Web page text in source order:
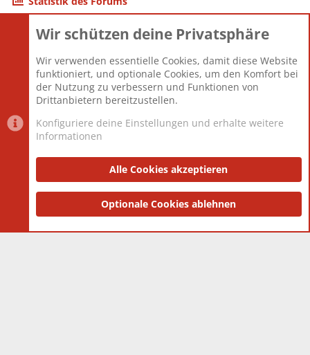
Themen
Mitglieder
12.425
Neuestes Mitglied
Toddster85
Datenschutzerklärung Impressum
Community platform by XenForo® © 2010-2025 XenForo Ltd.
and add-ons by ThemeHouse
Wir schützen deine Privatsphäre
Wir verwenden essentielle Cookies, damit diese Website
funktioniert, und optionale Cookies, um den Komfort bei
der Nutzung zu verbessern und Funktionen von
Drittanbietern bereitzustellen.
Konfiguriere deine Einstellungen und erhalte weitere
Informationen
Alle Cookies akzeptieren
Optionale Cookies ablehnen